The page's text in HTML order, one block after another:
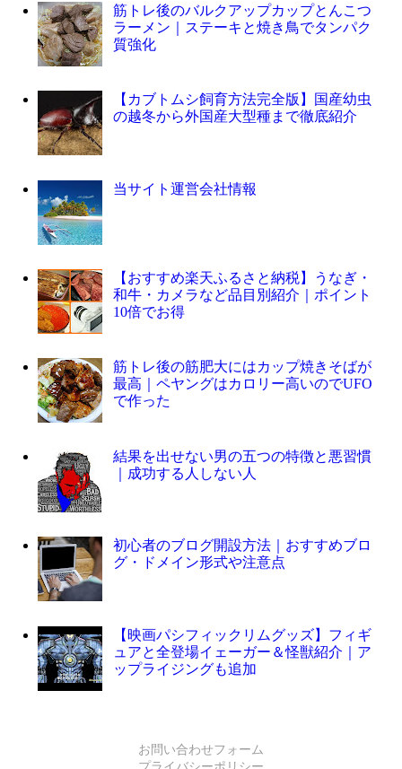
筋トレ後のバルクアップカップとんこつ
ラーメン｜ステーキと焼き鳥でタンパク
質強化
【カブトムシ飼育方法完全版】国産幼虫
の越冬から外国産大型種まで徹底紹介
当サイト運営会社情報
【おすすめ楽天ふるさと納税】うなぎ・
和牛・カメラなど品目別紹介｜ポイント
10倍でお得
筋トレ後の筋肥大にはカップ焼きそばが
最高｜ペヤングはカロリー高いのでUFO
で作った
結果を出せない男の五つの特徴と悪習慣
｜成功する人しない人
初心者のブログ開設方法｜おすすめブロ
グ・ドメイン形式や注意点
【映画パシフィックリムグッズ】フィギ
ュアと全登場イェーガー＆怪獣紹介｜ア
ップライジングも追加
お問い合わせフォーム